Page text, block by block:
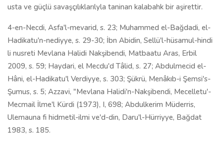
usta ve güçlü savaşçılıklarılyla taninan kalabahk bir aşirettir.
4-en-Necdi, Asfa'l-mevarid, s. 23; Muhammed el-Bağdadi, el-
Hadikatu'n-nediyye, s. 29-30; İbn Abidin, Sellü'l-hüsamul-hindi
li nusreti Mevlana Halidi Nakşibendi, Matbaatu Aras, Erbil
2009, s. 59; Haydari, el Mecdu'd Tâlid, s. 27; Abdulmecid el-
Hâni, el-Hadikatu'l Verdiyye, s. 303; Şükrü, Menâkıb-i Şemsi's-
Şumus, s. 5; Azzavi, "Mevlana Halidi'n-Nakşibendi, Mecelletu'-
Mecmail İlme'l Kürdi (1973), I, 698; Abdulkerim Müderris,
Ulemauna fi hidmetil-ilmi ve'd-din, Daru'l-Hürriyye, Bağdat
1983, s. 185.